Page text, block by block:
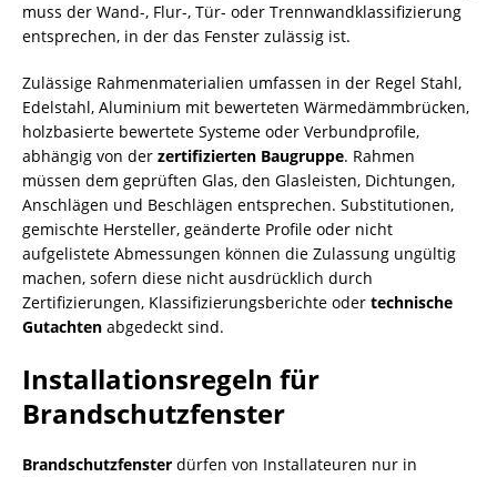
muss der Wand-, Flur-, Tür- oder Trennwandklassifizierung
entsprechen, in der das Fenster zulässig ist.
Zulässige Rahmenmaterialien umfassen in der Regel Stahl,
Edelstahl, Aluminium mit bewerteten Wärmedämmbrücken,
holzbasierte bewertete Systeme oder Verbundprofile,
abhängig von der zertifizierten Baugruppe. Rahmen
müssen dem geprüften Glas, den Glasleisten, Dichtungen,
Anschlägen und Beschlägen entsprechen. Substitutionen,
gemischte Hersteller, geänderte Profile oder nicht
aufgelistete Abmessungen können die Zulassung ungültig
machen, sofern diese nicht ausdrücklich durch
Zertifizierungen, Klassifizierungsberichte oder technische
Gutachten abgedeckt sind.
Installationsregeln für
Brandschutzfenster
Brandschutzfenster dürfen von Installateuren nur in